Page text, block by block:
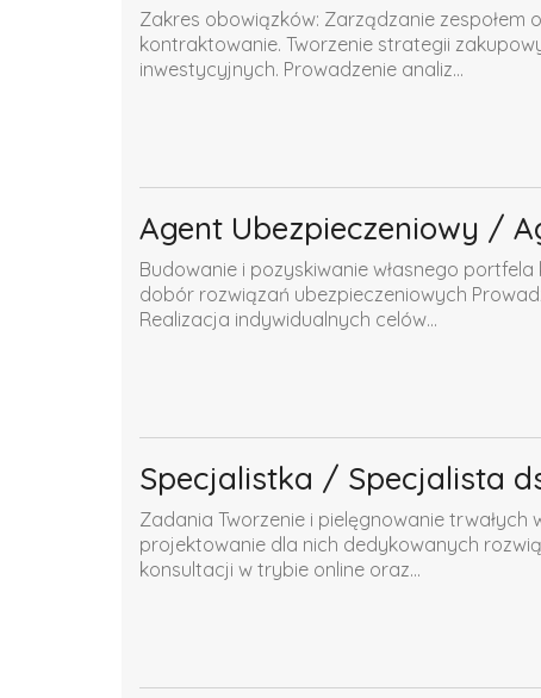
Zakres obowiązków: Zarządzanie
kontraktowanie. Tworzenie strategii
inwestycyjnych. Prowadzenie analiz...
Agent Ubezpieczeniowy /
Budowanie i pozyskiwanie własnego
dobór rozwiązań ubezpieczeniowych
Realizacja indywidualnych celów...
Specjalistka / Specjalista
Zadania Tworzenie i pielęgnowanie
projektowanie dla nich dedykowanych
konsultacji w trybie online oraz...